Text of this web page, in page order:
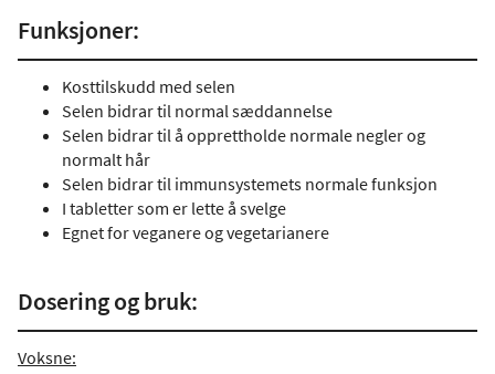
Funksjoner:
Kosttilskudd med selen
Selen bidrar til normal sæddannelse
Selen bidrar til å opprettholde normale negler og
normalt hår
Selen bidrar til immunsystemets normale funksjon
I tabletter som er lette å svelge
Egnet for veganere og vegetarianere
Dosering og bruk:
Voksne: